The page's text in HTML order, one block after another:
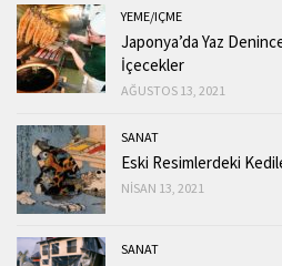
YEME/IÇME
Japonya’da Yaz
İçecekler
AĞUSTOS 13, 2021
SANAT
Eski Resimlerdeki
NISAN 13, 2021
SANAT